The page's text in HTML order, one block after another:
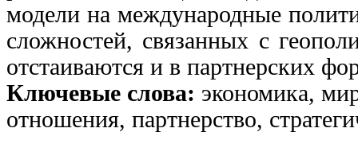
модели на международные
сложностей, связанных с
отстаиваются и в партнерских
Ключевые слова: экономика,
отношения, партнерство,